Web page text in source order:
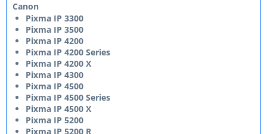
Canon
Pixma IP 3300
Pixma IP 3500
Pixma IP 4200
Pixma IP 4200 Series
Pixma IP 4200 X
Pixma IP 4300
Pixma IP 4500
Pixma IP 4500 Series
Pixma IP 4500 X
Pixma IP 5200
Pixma IP 5200 R